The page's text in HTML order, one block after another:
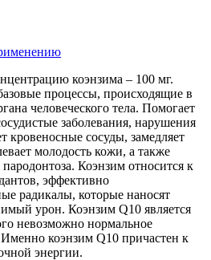
коэнзима – 100 мг.
процессы, происходящие в
человеческого тела. Помогает
заболевания, нарушения
кровеносные сосуды, замедляет
молодость кожи, а также
Коэнзим относится к
эффективно
радикалы, которые наносят
урон. Коэнзим Q10 является
невозможно нормальное
коэнзим Q10 причастен к
энергии.